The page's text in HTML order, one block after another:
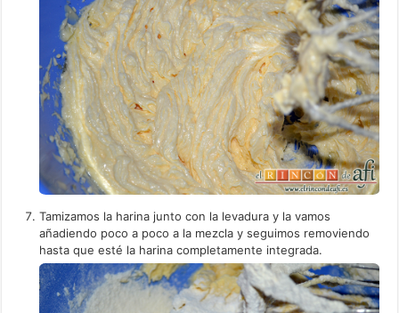
Tamizamos la harina junto con la levadura y la vamos
añadiendo poco a poco a la mezcla y seguimos removiendo
hasta que esté la harina completamente integrada.